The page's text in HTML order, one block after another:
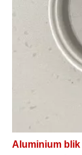
Aluminium blik